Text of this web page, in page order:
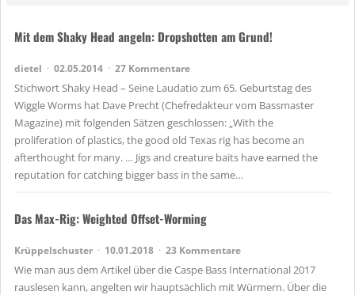
Mit dem Shaky Head angeln: Dropshotten am Grund!
dietel 02.05.2014 27 Kommentare
Stichwort Shaky Head – Seine Laudatio zum 65. Geburtstag des
Wiggle Worms hat Dave Precht (Chefredakteur vom Bassmaster
Magazine) mit folgenden Sätzen geschlossen: „With the
proliferation of plastics, the good old Texas rig has become an
afterthought for many. … Jigs and creature baits have earned the
reputation for catching bigger bass in the same…
Das Max-Rig: Weighted Offset-Worming
Krüppelschuster 10.01.2018 23 Kommentare
Wie man aus dem Artikel über die Caspe Bass International 2017
rauslesen kann, angelten wir hauptsächlich mit Würmern. Über die